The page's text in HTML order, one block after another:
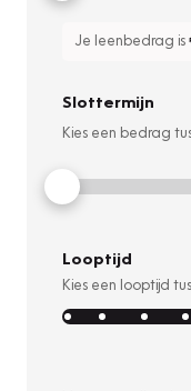
Je leenbedrag is
Slottermijn
Kies een bedrag
Looptijd
Kies een looptijd